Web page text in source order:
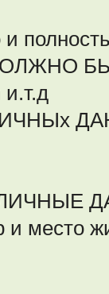
и
ДОЛЖНО
и место